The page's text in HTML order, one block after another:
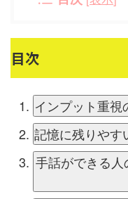
目次
インプット重視
記憶に残りやす
手話ができる